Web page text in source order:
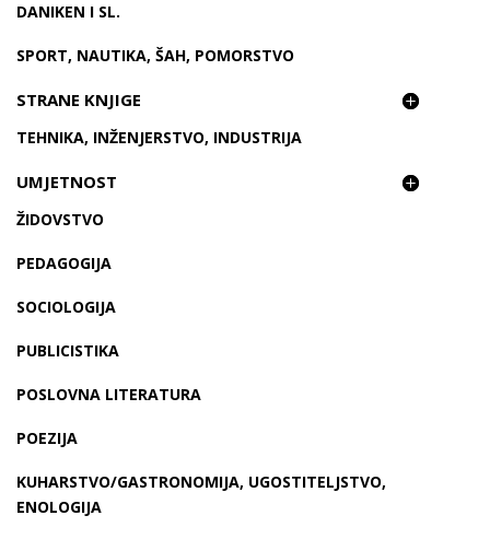
DANIKEN I SL.
SPORT, NAUTIKA, ŠAH, POMORSTVO
STRANE KNJIGE
TEHNIKA, INŽENJERSTVO, INDUSTRIJA
UMJETNOST
ŽIDOVSTVO
PEDAGOGIJA
SOCIOLOGIJA
PUBLICISTIKA
POSLOVNA LITERATURA
POEZIJA
KUHARSTVO/GASTRONOMIJA, UGOSTITELJSTVO,
ENOLOGIJA